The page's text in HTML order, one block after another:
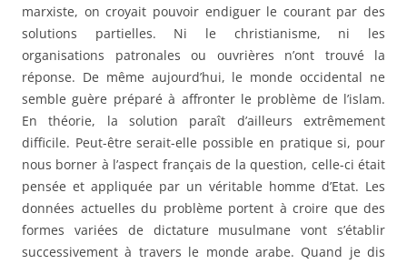
marxiste, on croyait pouvoir endiguer le courant par des
solutions partielles. Ni le christianisme, ni les
organisations patronales ou ouvrières n’ont trouvé la
réponse. De même aujourd’hui, le monde occidental ne
semble guère préparé à affronter le problème de l’islam.
En théorie, la solution paraît d’ailleurs extrêmement
difficile. Peut-être serait-elle possible en pratique si, pour
nous borner à l’aspect français de la question, celle-ci était
pensée et appliquée par un véritable homme d’Etat. Les
données actuelles du problème portent à croire que des
formes variées de dictature musulmane vont s’établir
successivement à travers le monde arabe. Quand je dis